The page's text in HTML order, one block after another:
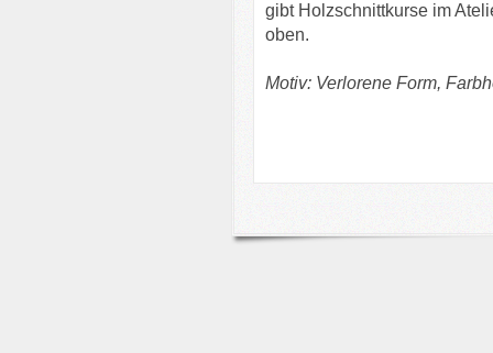
gibt Holzschnittkurse im
oben.
Motiv: Verlorene Form,